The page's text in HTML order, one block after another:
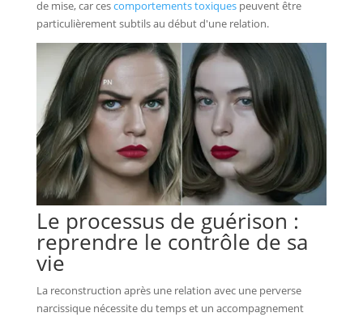
de mise, car cescomportements toxiquespeuvent être
particulièrement subtils au début d'une relation.
Le processus de guérison :
reprendre le contrôle de sa
vie
La reconstruction après une relation avec une perverse
narcissique nécessite du temps et un accompagnement